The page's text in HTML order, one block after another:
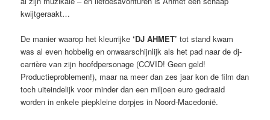
kwijtgeraakt…
De manier waarop het kleurrijke ‘DJ AHMET’ tot stand kwam
was al even hobbelig en onwaarschijnlijk als het pad naar de dj-
carrière van zijn hoofdpersonage (COVID! Geen geld!
Productieproblemen!), maar na meer dan zes jaar kon de film dan
toch uiteindelijk voor minder dan een miljoen euro gedraaid
worden in enkele piepkleine dorpjes in Noord-Macedonië.